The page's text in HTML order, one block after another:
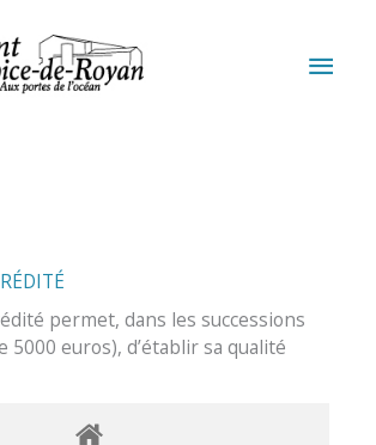
permet, dans les successions
5000 euros), d’établir sa qualité